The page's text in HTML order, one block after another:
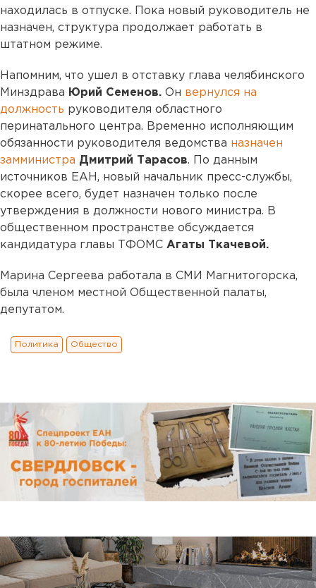
находилась в отпуске. Пока новый руководитель не
назначен, структура продолжает работать в
штатном режиме.
Напомним, что ушел в отставку глава челябинского
Минздрава Юрий Семенов. Он вернулся на
должность руководителя областного
перинатального центра. Временно исполняющим
обязанности руководителя ведомства назначен
замминистра Дмитрий Тарасов. По данным
источников ЕАН, новый начальник пресс-службы,
скорее всего, будет назначен только после
утверждения в должности нового министра. В
общественном пространстве обсуждается
кандидатура главы ТФОМС Агаты Ткачевой.
Марина Сергеева работала в СМИ Магнитогорска,
была членом местной Общественной палаты,
депутатом.
Политика Общество